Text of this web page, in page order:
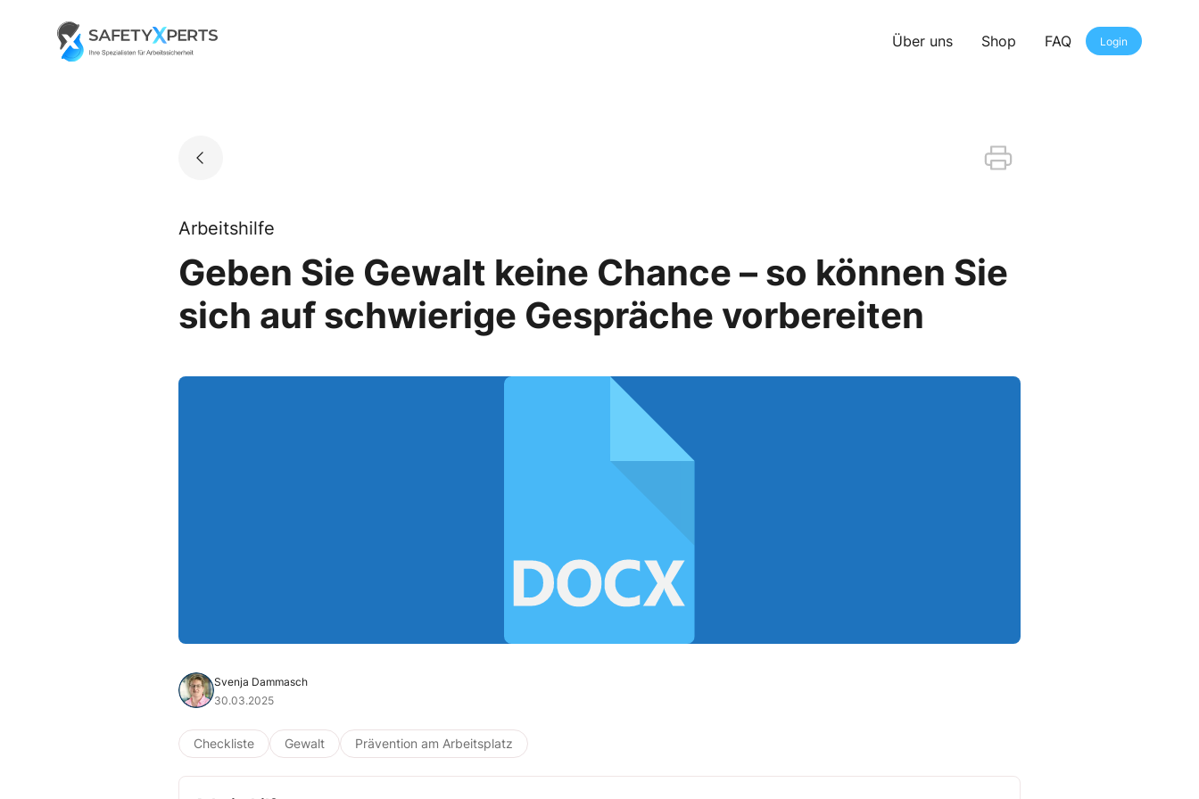
Go to landing page.
Über uns Shop FAQ Login
Arbeitshilfe
Geben Sie Gewalt keine Chance – so können Sie
sich auf schwierige Gespräche vorbereiten
Svenja Dammasch
30.03.2025
Checkliste Gewalt Prävention am Arbeitsplatz